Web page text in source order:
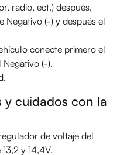
radio, ect.) después,
Negativo (-) y después el
conecte primero el
(-).
y cuidados con la
de voltaje del
y 14,4V.